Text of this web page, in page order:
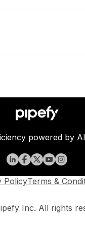
powered by AI
Inc. All rights
PolicyTerms &